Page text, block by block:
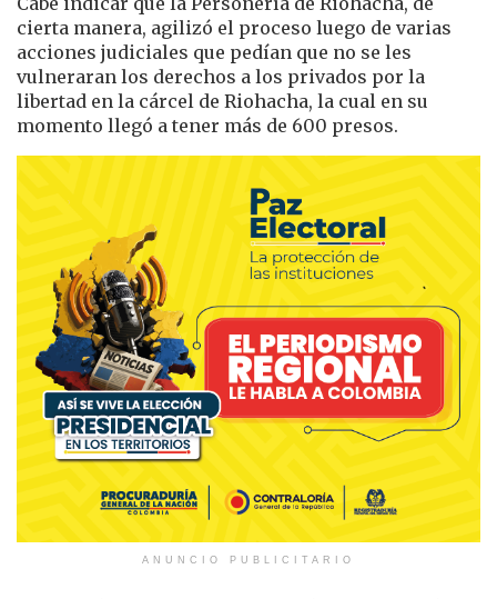
cierta manera, agilizó el proceso luego de varias
acciones judiciales que pedían que no se les
vulneraran los derechos a los privados por la
libertad en la cárcel de Riohacha, la cual en su
momento llegó a tener más de 600 presos.
ANUNCIO PUBLICITARIO